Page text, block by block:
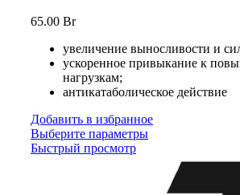
65.00 Br
увеличение выносливости и
ускоренное привыкание к
нагрузкам;
антикатаболическое действие
Добавить в избранное
Выберите параметры
Быстрый просмотр